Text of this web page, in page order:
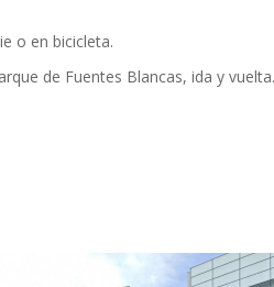
o en bicicleta.
de Fuentes Blancas, ida y vuelta.